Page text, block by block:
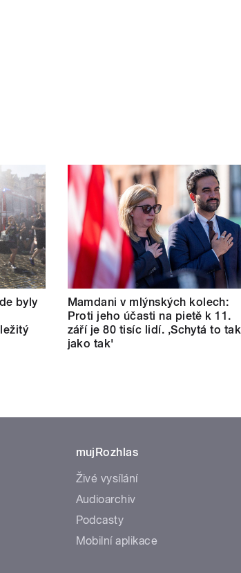
byly
Mamdani v mlýnských kolech:
Proti jeho účasti na pietě k 11.
září je 80 tisíc lidí. ‚Schytá to tak
jako tak'
mujRozhlas
Živé vysílání
Audioarchiv
Podcasty
Mobilní aplikace